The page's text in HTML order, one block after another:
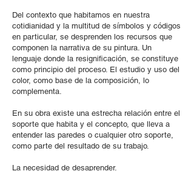
Del contexto que habitamos en nuestra
cotidianidad y la multitud de símbolos y códigos
en particular, se desprenden los recursos que
componen la narrativa de su pintura. Un
lenguaje donde la resignificación, se constituye
como principio del proceso. El estudio y uso del
color, como base de la composición, lo
complementa.
En su obra existe una estrecha relación entre el
soporte que habita y el concepto, que lleva a
entender las paredes o cualquier otro soporte,
como parte del resultado de su trabajo.
La necesidad de desaprender.